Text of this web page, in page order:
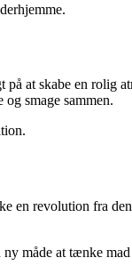
at skabe en rolig
smage sammen.
en revolution fra
måde at tænke mad